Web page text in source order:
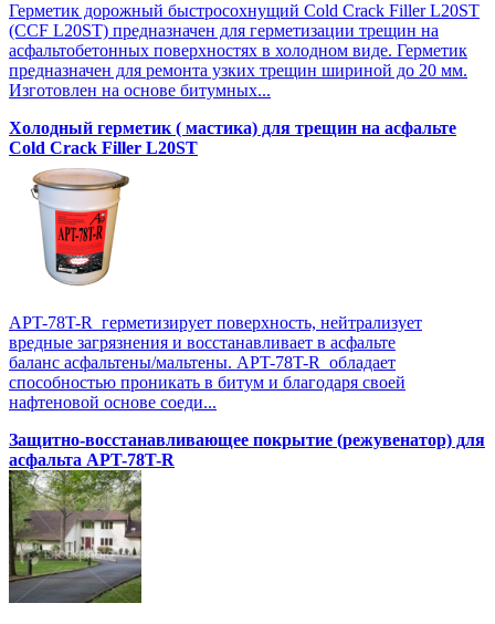
Герметик дорожный быстросохнущий Cold Crack Filler L20SТ
(CCF L20SТ) предназначен для герметизации трещин на
асфальтобетонных поверхностях в холодном виде. Герметик
предназначен для ремонта узких трещин шириной до 20 мм.
Изготовлен на основе битумных...
Холодный герметик ( мастика) для трещин на асфальте
Cold Crack Filler L20SТ
APT-78T-R герметизирует поверхность, нейтрализует
вредные загрязнения и восстанавливает в асфальте
баланс асфальтены/мальтены. APT-78T-R обладает
способностью проникать в битум и благодаря своей
нафтеновой основе соеди...
Защитно-восстанавливающее покрытие (режувенатор) для
асфальта APT-78T-R